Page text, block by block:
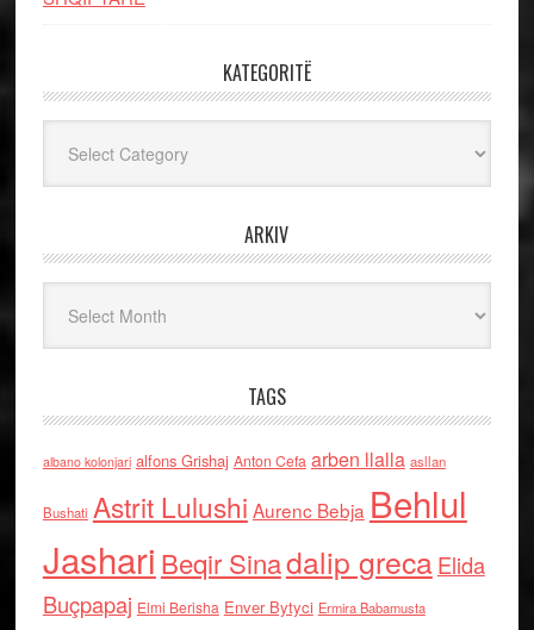
KATEGORITË
ARKIV
TAGS
albano kolonjari alfons Grishaj Anton Cefa arben llalla asllan
Bushati Astrit Lulushi Aurenc Bebja Behlul
Jashari Beqir Sinadalip grecaElida
Buçpapaj Elmi Berisha Enver Bytyci Ermira Babamusta